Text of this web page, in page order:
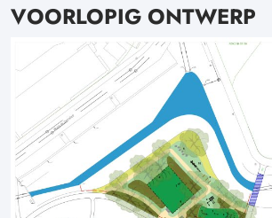
VOORLOPIG ONTWERP